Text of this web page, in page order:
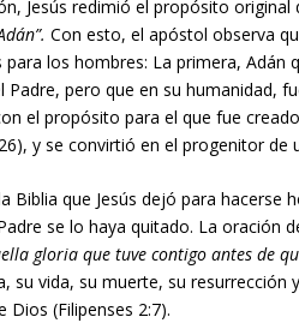
Jesús redimió el propósito
Con esto, el apóstol observa
los hombres: La primera, Adán
Padre, pero que en su humanidad,
el propósito para el que fue
y se convirtió en el progenitor
Biblia que Jesús dejó para
se lo haya quitado. La oración
gloria que tuve contigo antes de
su vida, su muerte, su
Dios (Filipenses 2:7).